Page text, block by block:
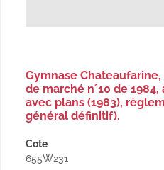
Gymnase
de marché n°10 de
avec plans (1983),
général définitif).
Cote
655W231